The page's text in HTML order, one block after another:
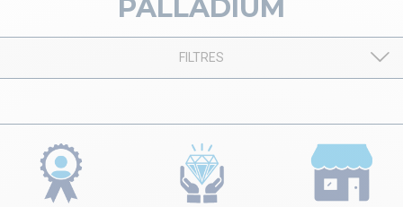
PALLADIUM
FILTRES